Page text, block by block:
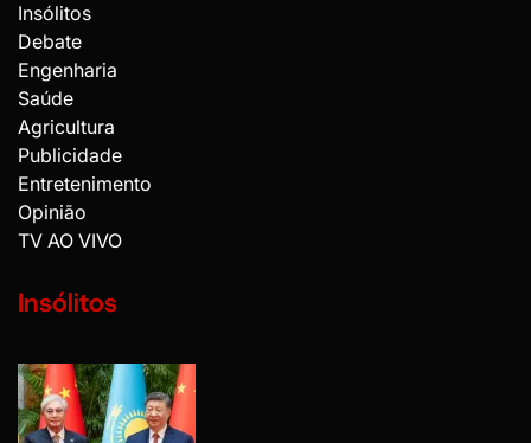
Insólitos
Debate
Engenharia
Saúde
Agricultura
Publicidade
Entretenimento
Opinião
TV AO VIVO
Insólitos